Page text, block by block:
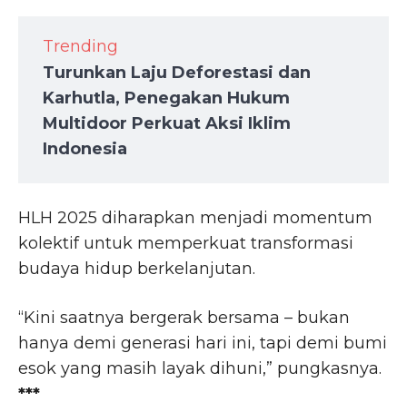
Trending
Turunkan Laju Deforestasi dan
Karhutla, Penegakan Hukum
Multidoor Perkuat Aksi Iklim
Indonesia
HLH 2025 diharapkan menjadi momentum
kolektif untuk memperkuat transformasi
budaya hidup berkelanjutan.
“Kini saatnya bergerak bersama – bukan
hanya demi generasi hari ini, tapi demi bumi
esok yang masih layak dihuni,” pungkasnya.
***